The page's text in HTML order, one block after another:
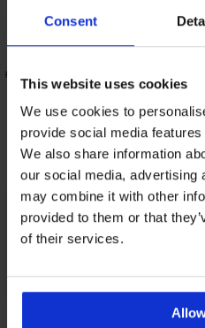
Consent
This website uses cookies
We use cookies to
provide social media
We also share information
our social media, advertising
may combine it with other
provided to them or that
of their services.
##products[5]##
POKAŽI